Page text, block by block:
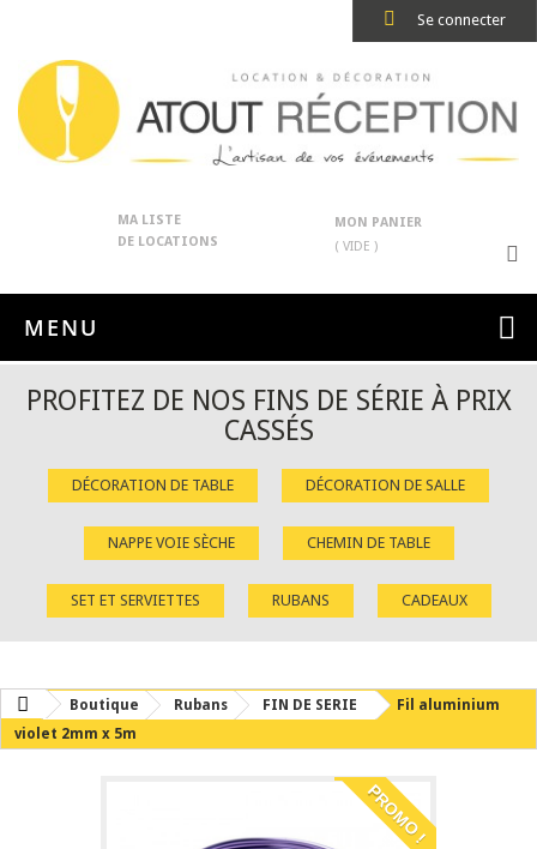
Se connecter
MA LISTE
DE LOCATIONS
MON PANIER
( VIDE )
MENU
PROFITEZ DE NOS FINS DE SÉRIE À PRIX
CASSÉS
DÉCORATION DE TABLE DÉCORATION DE SALLE
NAPPE VOIE SÈCHE CHEMIN DE TABLE
SET ET SERVIETTES RUBANS CADEAUX
Boutique Rubans FIN DE SERIE
Fil aluminium
violet 2mm x 5m
PROMO !